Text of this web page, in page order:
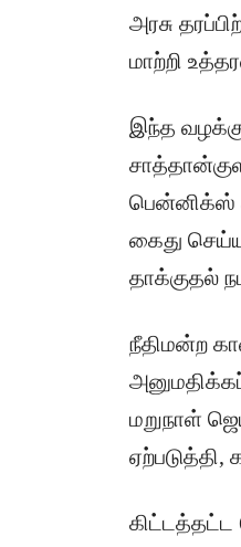
அரசு
மாற்றி
இந்த
பென்னிக்ஸ்
கைது
தாக்குதல்
நீதிமன்ற
மறுநாள்
ஏற்படுத்தி,